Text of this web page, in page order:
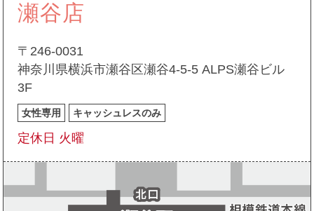
瀬谷店
〒246-0031
神奈川県横浜市瀬谷区瀬谷4-5-5 ALPS瀬谷ビル
3F
女性専用 キャッシュレスのみ
定休日 火曜